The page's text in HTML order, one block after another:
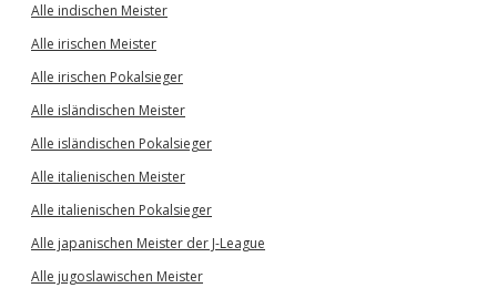
Alle indischen Meister
Alle irischen Meister
Alle irischen Pokalsieger
Alle isländischen Meister
Alle isländischen Pokalsieger
Alle italienischen Meister
Alle italienischen Pokalsieger
Alle japanischen Meister der J-League
Alle jugoslawischen Meister